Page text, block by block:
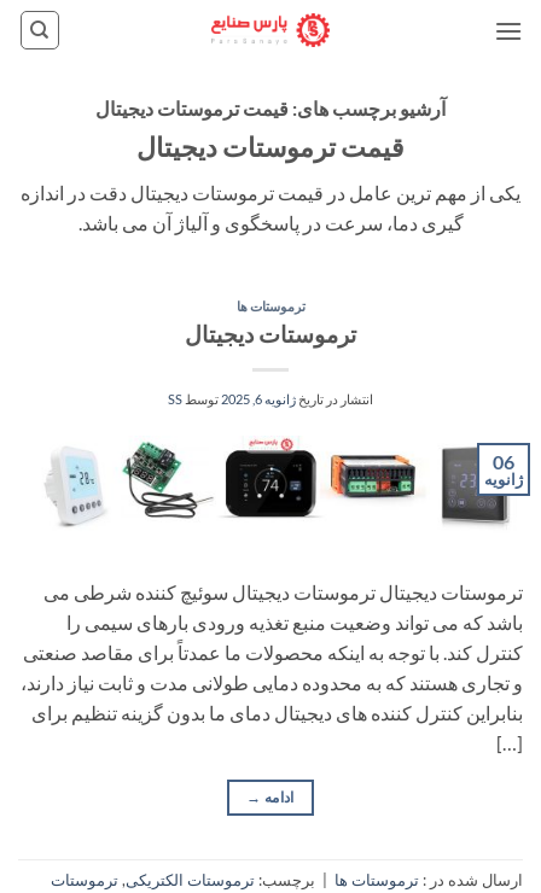
آرشیو برچسب های: قیمت ترموستات دیجیتال
قیمت ترموستات دیجیتال
یکی از مهم ترین عامل در قیمت ترموستات دیجیتال دقت در اندازه
گیری دما، سرعت در پاسخگوی و آلیاژ آن می باشد.
ترموستات ها
ترموستات دیجیتال
انتشار در تاریخ ژانویه 6, 2025 توسط SS
06
ژانویه
ترموستات دیجیتال ترموستات دیجیتال سوئیچ کننده شرطی می
باشد که می تواند وضعیت منبع تغذیه ورودی بارهای سیمی را
کنترل کند. با توجه به اینکه محصولات ما عمدتاً برای مقاصد صنعتی
و تجاری هستند که به محدوده دمایی طولانی مدت و ثابت نیاز دارند،
بنابراین کنترل کننده های دیجیتال دمای ما بدون گزینه تنظیم برای
[…]
ادامه →
ارسال شده در : ترموستات ها برچسب: ترموستات الکتریکی,ترموستات